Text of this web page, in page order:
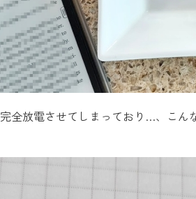
全放電させてしまっており…、こん